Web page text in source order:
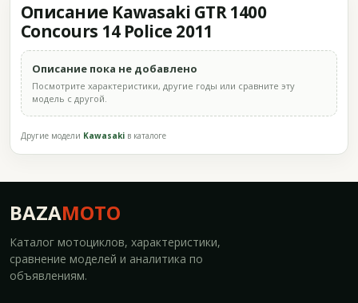
Описание Kawasaki GTR 1400
Concours 14 Police 2011
Описание пока не добавлено
Посмотрите характеристики, другие годы или сравните эту
модель с другой.
Другие модели Kawasaki в каталоге
BAZAMOTO
Каталог мотоциклов, характеристики,
сравнение моделей и аналитика по
объявлениям.